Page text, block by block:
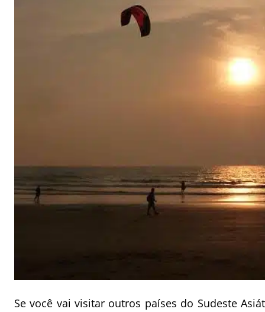
Se você vai visitar outros países do Sudeste